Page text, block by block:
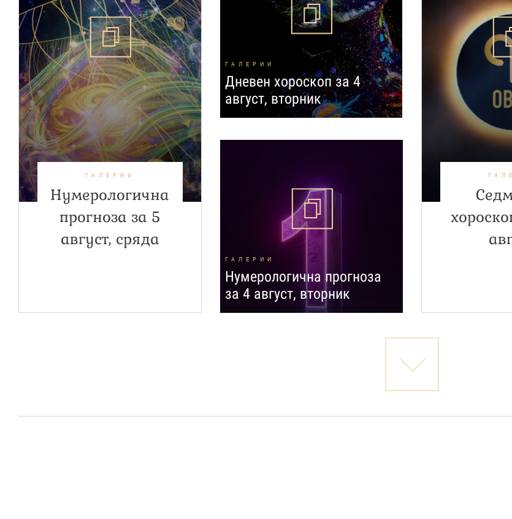
ГАЛЕРИИ
Нумерологична
прогноза за 5
август, сряда
ГАЛЕРИИ
Дневен хороскоп за 4
август, вторник
ГАЛЕРИИ
Нумерологична прогноза
за 4 август, вторник